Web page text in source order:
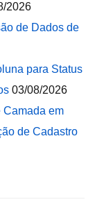
2026
de Dados de
para Status
03/08/2026
Camada em
de Cadastro